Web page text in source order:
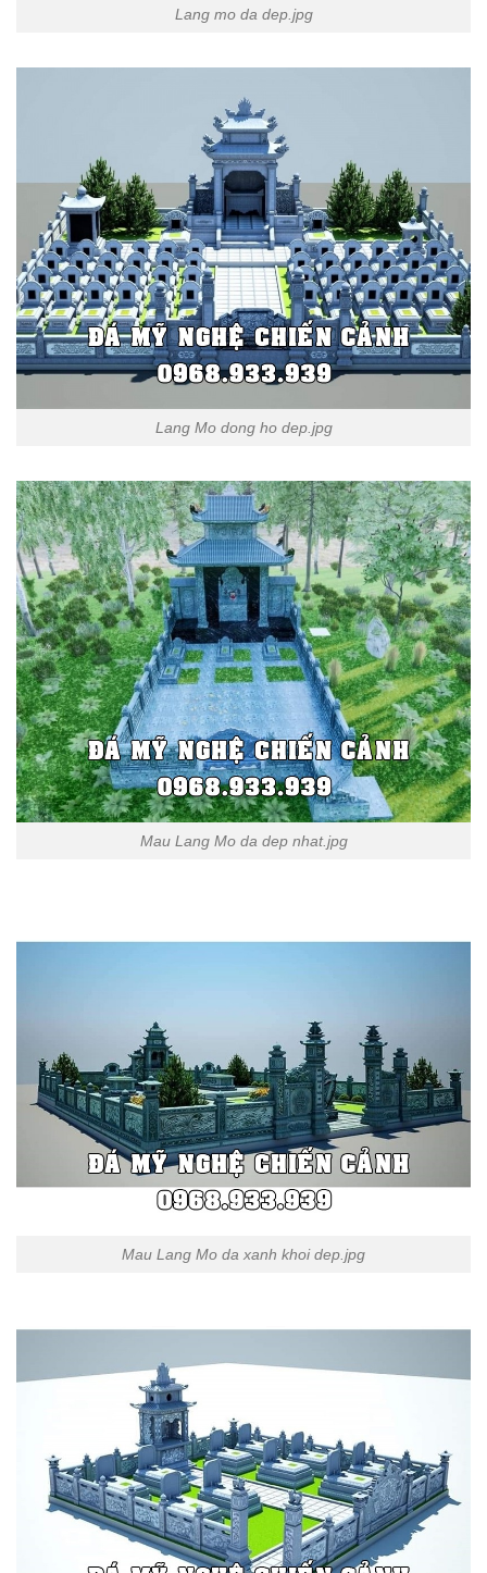
Lang mo da dep.jpg
Lang Mo dong ho dep.jpg
Mau Lang Mo da dep nhat.jpg
Mau Lang Mo da xanh khoi dep.jpg